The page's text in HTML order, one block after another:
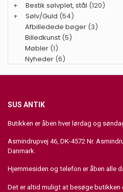
+
Bestik sølvplet, stål (120)
+
Sølv/Guld (54)
Afbilledede bøger (3)
Billedkunst (5)
Møbler (1)
Nyheder (6)
SUS ANTIK
Butikken er åben hver lørdag og
Asmindrupvej 46, DK-4572 Nr.
Danmark.
Hjemmesiden og telefon er åben alle
Det er altid muligt at besøge butikken